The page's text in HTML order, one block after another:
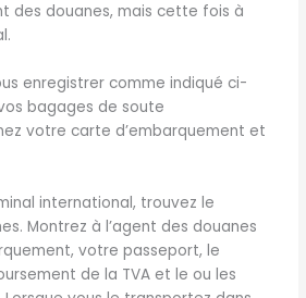
des douanes, mais cette fois à
enregistrer comme indiqué ci-
bagages de soute
votre carte d’embarquement et
international, trouvez le
Montrez à l’agent des douanes
votre passeport, le
de la TVA et le ou les